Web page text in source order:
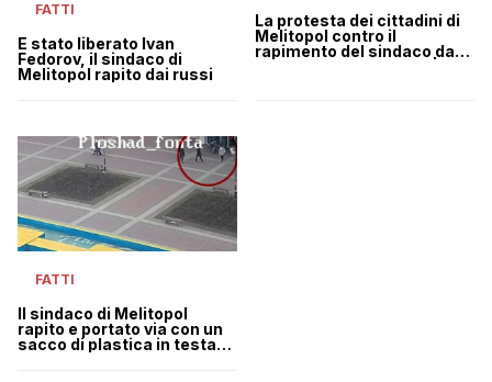
FATTI
È stato liberato Ivan
Fedorov, il sindaco di
Melitopol rapito dai russi
La protesta dei cittadini di
Melitopol contro il
rapimento del sindaco da
FATTI
Il sindaco di Melitopol
rapito e portato via con un
sacco di plastica in testa